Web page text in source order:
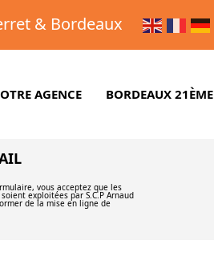
& Bordeaux
AGENCE BORDEAUX 21ÈME
vous acceptez que les
exploitées par S.C.P Arnaud
de la mise en ligne de